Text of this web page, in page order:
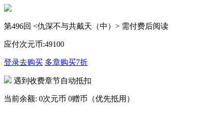
第496回 <仇深不与共戴天（中）> 需付费后阅读
应付次元币:49100
登录去购买 多章购买7折
遇到收费章节自动抵扣
当前余额: 0次元币 0赠币（优先抵用）